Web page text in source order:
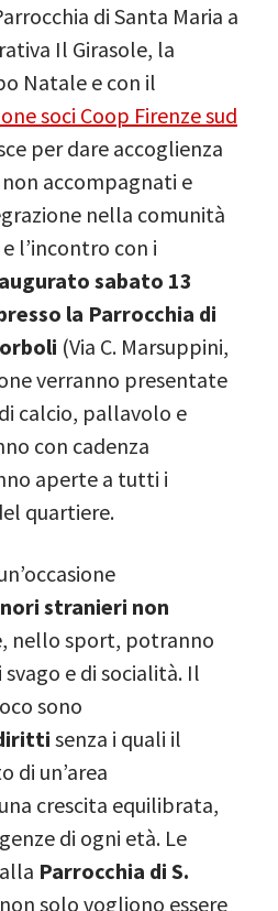
di Santa Maria a
Il Girasole, la
Natale e con il
soci Coop Firenze sud
per dare accoglienza
accompagnati e
nella comunità
l’incontro con i
sabato 13
la Parrocchia di
(Via C. Marsuppini,
verranno presentate
calcio, pallavolo e
con cadenza
aperte a tutti i
quartiere.
stranieri non
nello sport, potranno
e di socialità. Il
sono
senza i quali il
di un’area
crescita equilibrata,
di ogni età. Le
Parrocchia di S.
non solo vogliono essere